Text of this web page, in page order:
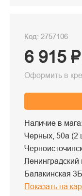
Код: 2757106
6 915 ₽
Оформить в
Наличие в
Черных, 50а (2
Ленинградский
Балакинская
Показать на